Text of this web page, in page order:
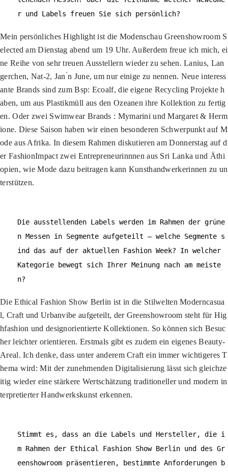
r und Labels freuen Sie sich persönlich?
Mein persönliches Highlight ist die Modenschau Greenshowroom S
elected am Dienstag abend um 19 Uhr. Außerdem freue ich mich, ei
ne Reihe von sehr treuen Ausstellern wieder zu sehen. Lanius, Lan
gerchen, Nat-2, Jan ́n June, um nur einige zu nennen. Neue interess
ante Brands sind zum Bsp: Ecoalf, die eigene Recycling Projekte h
aben, um aus Plastikmüll aus den Ozeanen ihre Kollektion zu fertig
en. Oder zwei Swimwear Brands : Mymarini und Margaret & Herm
ione. Diese Saison haben wir einen besonderen Schwerpunkt auf M
ode aus Afrika. In diesem Rahmen diskutieren am Donnerstag auf d
er FashionImpact zwei Entrepreneurinnnen aus Sri Lanka und Äthi
opien, wie Mode dazu beitragen kann Kunsthandwerkerinnen zu un
terstützen.
Die ausstellenden Labels werden im Rahmen der grüne
n Messen in Segmente aufgeteilt – welche Segmente s
ind das auf der aktuellen Fashion Week? In welcher
Kategorie bewegt sich Ihrer Meinung nach am meiste
n?
Die Ethical Fashion Show Berlin ist in die Stilwelten Moderncasua
l, Craft und Urbanvibe aufgeteilt, der Greenshowroom steht für Hig
hfashion und designorientierte Kollektionen. So können sich Besuc
her leichter orientieren. Erstmals gibt es zudem ein eigenes Beauty-
Areal. Ich denke, dass unter anderem Craft ein immer wichtigeres T
hema wird: Mit der zunehmenden Digitalisierung lässt sich gleichze
itig wieder eine stärkere Wertschätzung traditioneller und modern in
terpretierter Handwerkskunst erkennen.
Stimmt es, dass an die Labels und Hersteller, die i
m Rahmen der Ethical Fashion Show Berlin und des Gr
eenshowroom präsentieren, bestimmte Anforderungen b